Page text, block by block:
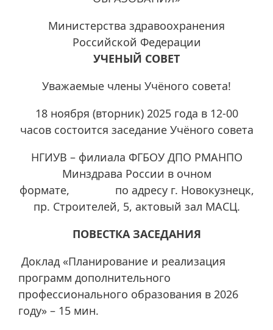
Министерства здравоохранения
Российской Федерации
УЧЕНЫЙ СОВЕТ
Уважаемые члены Учёного совета!
18 ноября (вторник) 2025 года в 12-00
часов состоится заседание Учёного совета
НГИУВ – филиала ФГБОУ ДПО РМАНПО
Минздрава России в очном
формате, по адресу г. Новокузнецк,
пр. Строителей, 5, актовый зал МАСЦ.
ПОВЕСТКА ЗАСЕДАНИЯ
Доклад «Планирование и реализация
программ дополнительного
профессионального образования в 2026
году» – 15 мин.